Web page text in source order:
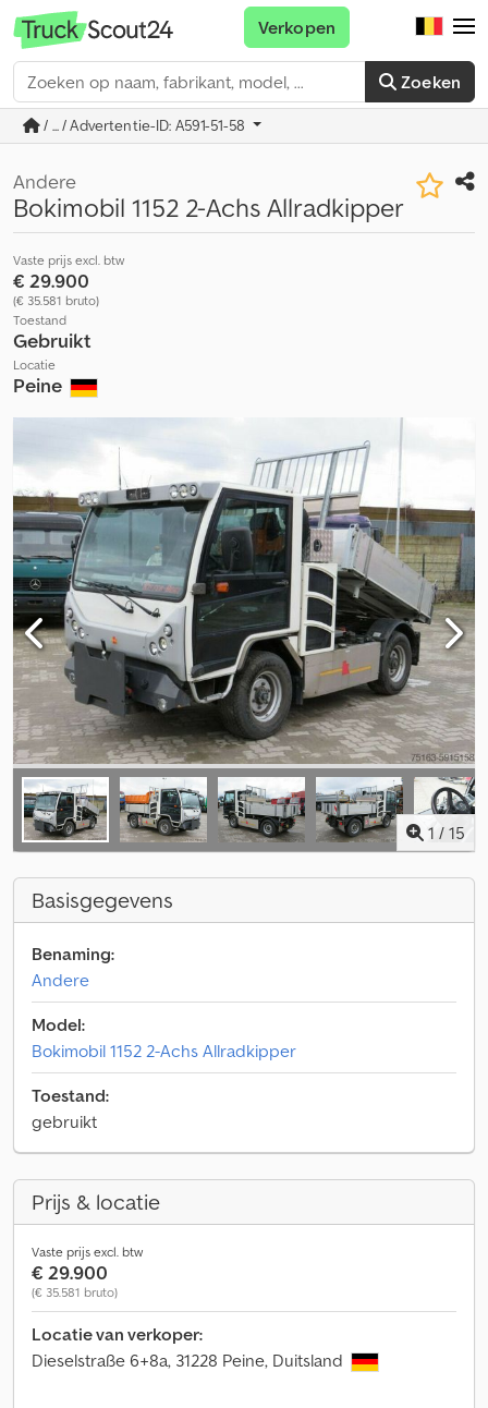
Zoeken
Verkopen
/ ... / Advertentie-ID: A591-51-58
Andere
Bokimobil 1152 2-Achs Allradkipper
Vaste prijs excl. btw
€ 29.900
(€ 35.581 bruto)
Toestand
Gebruikt
Locatie
Peine
1 / 15
Basisgegevens
Benaming:
Andere
Model:
Bokimobil 1152 2-Achs Allradkipper
Toestand:
gebruikt
Prijs & locatie
Vaste prijs excl. btw
€ 29.900
(€ 35.581 bruto)
Locatie van verkoper:
Dieselstraße 6+8a, 31228 Peine, Duitsland